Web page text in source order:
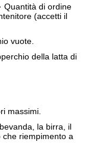
Quantità di ordine
(accetti il
vuote.
della latta di
massimi.
la birra, il
riempimento a